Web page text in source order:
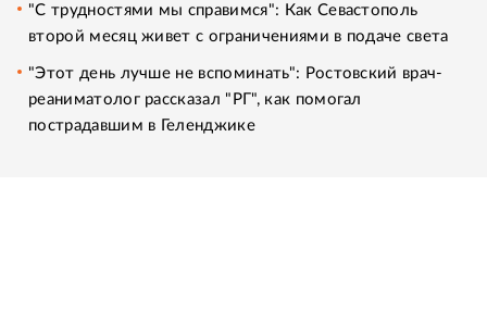
"С трудностями мы справимся": Как Севастополь
второй месяц живет с ограничениями в подаче света
"Этот день лучше не вспоминать": Ростовский врач-
реаниматолог рассказал "РГ", как помогал
пострадавшим в Геленджике